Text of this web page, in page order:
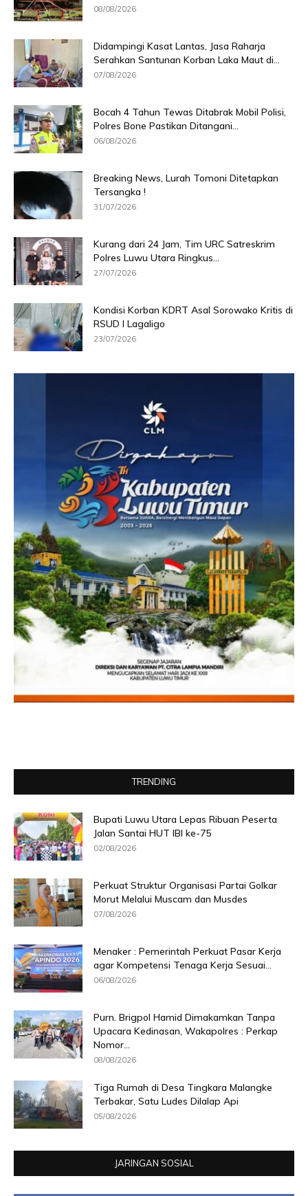
08/08/2026
Didampingi Kasat Lantas, Jasa Raharja
Serahkan Santunan Korban Laka Maut di...
07/08/2026
Bocah 4 Tahun Tewas Ditabrak Mobil Polisi,
Polres Bone Pastikan Ditangani...
06/08/2026
Breaking News, Lurah Tomoni Ditetapkan
Tersangka !
31/07/2026
Kurang dari 24 Jam, Tim URC Satreskrim
Polres Luwu Utara Ringkus...
27/07/2026
Kondisi Korban KDRT Asal Sorowako Kritis di
RSUD I Lagaligo
23/07/2026
TRENDING
Bupati Luwu Utara Lepas Ribuan Peserta
Jalan Santai HUT IBI ke-75
02/08/2026
Perkuat Struktur Organisasi Partai Golkar
Morut Melalui Muscam dan Musdes
07/08/2026
Menaker : Pemerintah Perkuat Pasar Kerja
agar Kompetensi Tenaga Kerja Sesuai...
06/08/2026
Purn. Brigpol Hamid Dimakamkan Tanpa
Upacara Kedinasan, Wakapolres : Perkap
Nomor...
08/08/2026
Tiga Rumah di Desa Tingkara Malangke
Terbakar, Satu Ludes Dilalap Api
05/08/2026
JARINGAN SOSIAL